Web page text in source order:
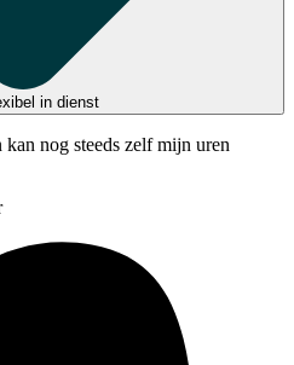
in dienst
nog steeds zelf mijn uren